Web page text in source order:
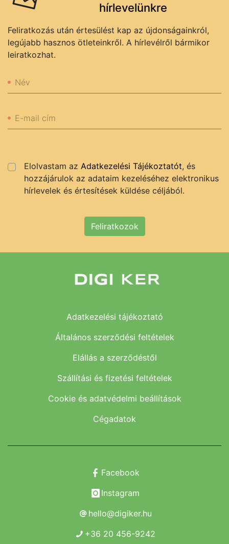
hírlevelünkre
Feliratkozás után értesülést kap az újdonságainkról,
legújabb hasznos ötleteinkről. A hírlevélről bármikor
leiratkozhat.
Név
E-mail cím
Elolvastam az Adatkezelési Tájékoztatót, és
hozzájárulok az adataim kezeléséhez elektronikus
hírlevelek és értesítések küldése céljából.
Feliratkozok
Adatkezelési tájékoztató
Általános szerződési feltételek
Elállás a szerződéstől
Szállítási és fizetési feltételek
Cookie és adatvédelmi beállítások
Cégadatok
Facebook
Instagram
hello@digiker.hu
+36 20 456-9242